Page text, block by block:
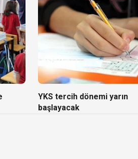
YKS tercih dönemi yarın
başlayacak